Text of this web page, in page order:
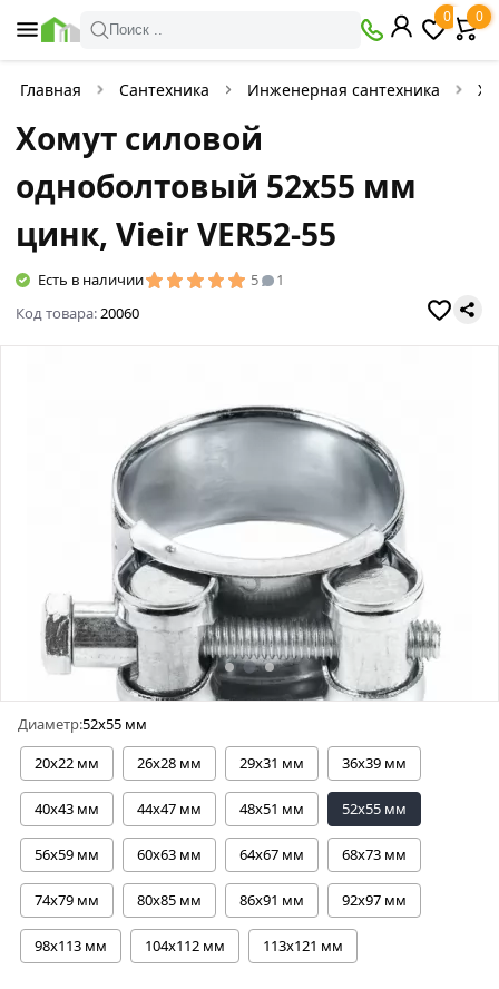
Поиск ..
0 0
Главная Сантехника Инженерная сантехника
Хомут силовой
одноболтовый 52х55 мм
цинк, Vieir VER52-55
Есть в наличии 5
1
Код товара:20060
Диаметр:52х55 мм
20х22 мм
26х28 мм 29х31 мм 36х39 мм
40х43 мм 44х47 мм 48х51 мм 52х55 мм
56х59 мм 60х63 мм 64х67 мм 68х73 мм
74х79 мм 80х85 мм 86х91 мм 92х97 мм
98х113 мм 104х112 мм 113х121 мм